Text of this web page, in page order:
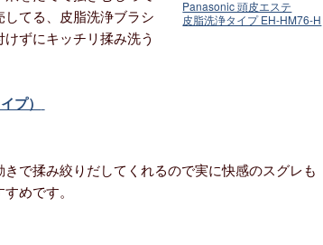
Panasonic 頭皮エステ
皮脂洗浄タイプ EH-HM76-H
てる、皮脂洗浄ブラシ
ずにキッチリ揉み洗う
プ）
で揉み絞りだしてくれるので実に快感のスグレも
めです。